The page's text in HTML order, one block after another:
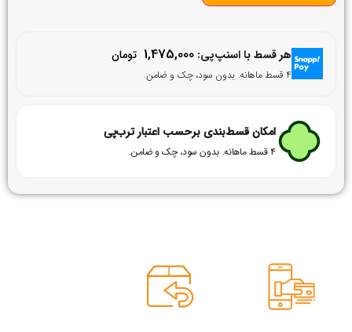
هر قسط با اسنپ‌پی: 1,475,000 تومان
۴ قسط ماهانه. بدون سود، چک و ضامن.
امکان قسط‌بندی برحسب اعتبار ترب‌پی
۴ قسط ماهانه. بدون سود، چک و ضامن.